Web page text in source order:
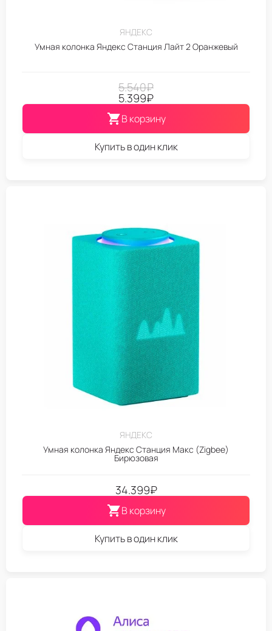
ЯНДЕКС
Умная колонка Яндекс Станция Лайт 2 Оранжевый
5.540₽
5.399₽
В корзину
Купить в один клик
ЯНДЕКС
Умная колонка Яндекс Станция Макс (Zigbee)
Бирюзовая
34.399₽
В корзину
Купить в один клик